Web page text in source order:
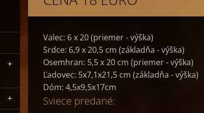
Valec: 6 x 20 (priemer - výška)
Srdce: 6,9 x 20,5 cm (základňa - výška)
Osemhran: 5,5 x 20 cm (priemer - výška)
Ľadovec: 5x7,1x21,5 cm (základňa - výška)
Dóm: 4,5x9,5x17cm
Sviece predané: